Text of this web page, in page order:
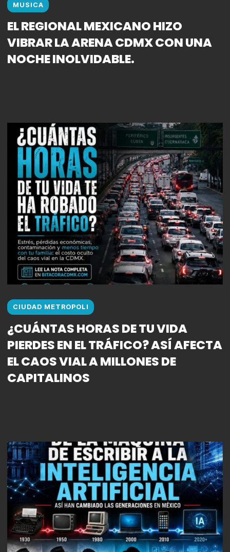
MUSICA
EL REGIONAL MEXICANO HIZO
VIBRAR LA ARENA CDMX CON UNA
NOCHE INOLVIDABLE.
CIUDAD METROPOLI
¿CUÁNTAS HORAS DE TU VIDA
PIERDES EN EL TRÁFICO? ASÍ AFECTA
EL CAOS VIAL A MILLONES DE
CAPITALINOS